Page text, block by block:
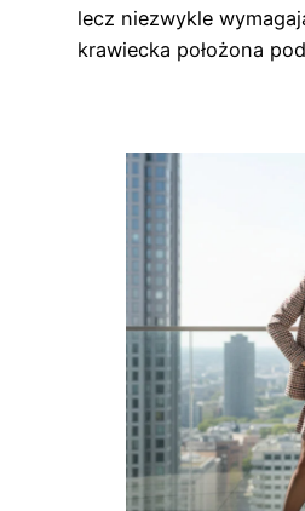
lecz niezwykle
krawiecka położona